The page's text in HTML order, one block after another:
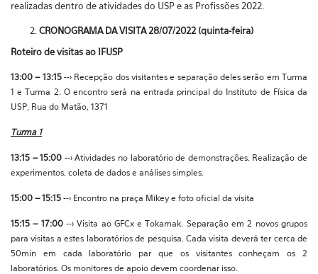
realizadas dentro de atividades do USP e as Profissões 2022.
CRONOGRAMA DA VISITA 28/07/2022 (quinta-feira)
Roteiro de visitas ao IFUSP
13:00 – 13:15--> Recepção dos visitantes e separação deles serão em Turma
1 e Turma 2. O encontro será na entrada principal do Instituto de Física da
USP, Rua do Matão, 1371
Turma 1
13:15 – 15:00 -->Atividades no laboratório de demonstrações. Realização de
experimentos, coleta de dados e análises simples.
15:00 – 15:15 --> Encontro na praça Mikey e foto oficial da visita
15:15 – 17:00 -->Visita ao GFCx e Tokamak. Separação em 2 novos grupos
para visitas a estes laboratórios de pesquisa. Cada visita deverá ter cerca de
50min em cada laboratório par que os visitantes conheçam os 2
laboratórios. Os monitores de apoio devem coordenar isso.